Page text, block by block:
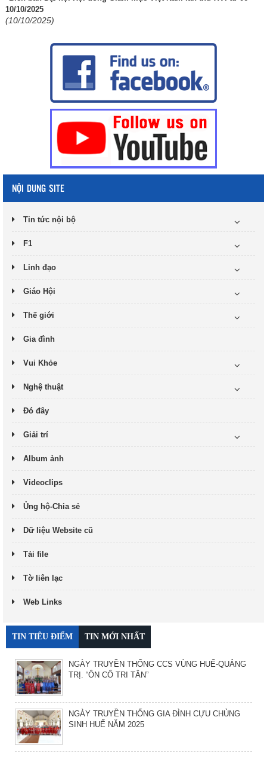
10/10/2025
(10/10/2025)
NỘI DUNG SITE
Tin tức nội bộ
F1
Linh đạo
Giáo Hội
Thế giới
Gia đình
Vui Khỏe
Nghệ thuật
Đó đây
Giải trí
Album ảnh
Videoclips
Ủng hộ-Chia sẻ
Dữ liệu Website cũ
Tải file
Tờ liên lạc
Web Links
TIN TIÊU ĐIỂM TIN MỚI NHẤT
NGÀY TRUYỀN THỐNG CCS VÙNG HUẾ-QUẢNG
TRỊ. “ÔN CỐ TRI TÂN”
NGÀY TRUYỀN THỐNG GIA ĐÌNH CỰU CHỦNG
SINH HUẾ NĂM 2025